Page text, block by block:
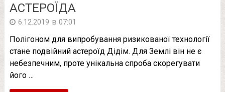
АСТЕРОЇДА
6.12.2019 в 07:01
Полігоном для випробування ризикованої технології
стане подвійний астероїд Дідім. Для Землі він не є
небезпечним, проте унікальна спроба скорегувати
його …